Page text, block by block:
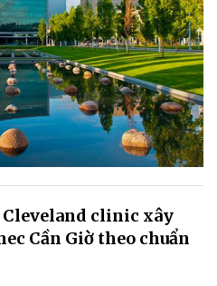
clinic xây
Cần Giờ theo chuẩn